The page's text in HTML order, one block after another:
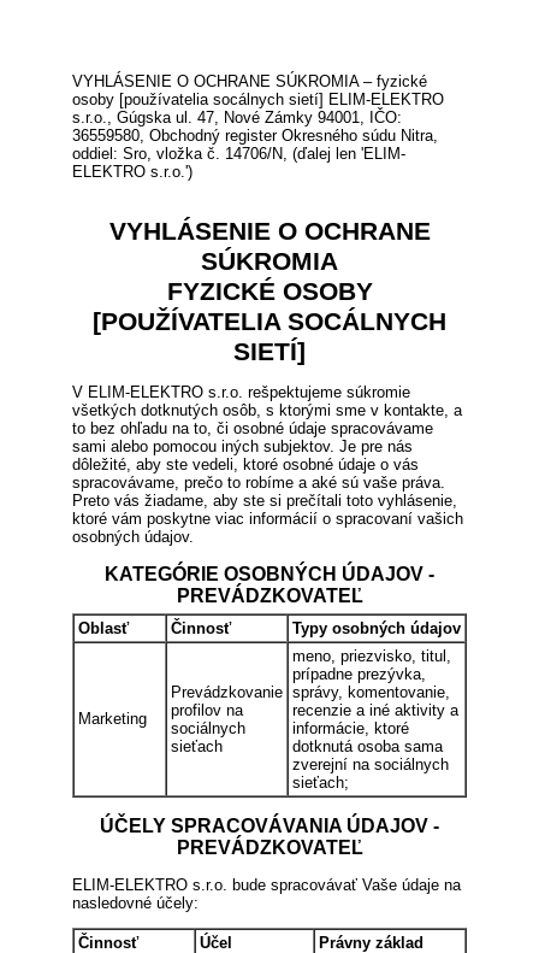
VYHLÁSENIE O OCHRANE SÚKROMIA – fyzické
osoby [používatelia socálnych sietí] ELIM-ELEKTRO
s.r.o., Gúgska ul. 47, Nové Zámky 94001, IČO:
36559580, Obchodný register Okresného súdu Nitra,
oddiel: Sro, vložka č. 14706/N, (ďalej len 'ELIM-
ELEKTRO s.r.o.')
VYHLÁSENIE O OCHRANE
SÚKROMIA
FYZICKÉ OSOBY
[POUŽÍVATELIA SOCÁLNYCH
SIETÍ]
V ELIM-ELEKTRO s.r.o. rešpektujeme súkromie
všetkých dotknutých osôb, s ktorými sme v kontakte, a
to bez ohľadu na to, či osobné údaje spracovávame
sami alebo pomocou iných subjektov. Je pre nás
dôležité, aby ste vedeli, ktoré osobné údaje o vás
spracovávame, prečo to robíme a aké sú vaše práva.
Preto vás žiadame, aby ste si prečítali toto vyhlásenie,
ktoré vám poskytne viac informácií o spracovaní vašich
osobných údajov.
KATEGÓRIE OSOBNÝCH ÚDAJOV -
PREVÁDZKOVATEĽ
Oblasť Činnosť Typy osobných údajov
Marketing
Prevádzkovanie
profilov na
sociálnych
sieťach
meno, priezvisko, titul,
prípadne prezývka,
správy, komentovanie,
recenzie a iné aktivity a
informácie, ktoré
dotknutá osoba sama
zverejní na sociálnych
sieťach;
ÚČELY SPRACOVÁVANIA ÚDAJOV -
PREVÁDZKOVATEĽ
ELIM-ELEKTRO s.r.o. bude spracovávať Vaše údaje na
nasledovné účely:
Činnosť Účel Právny základ